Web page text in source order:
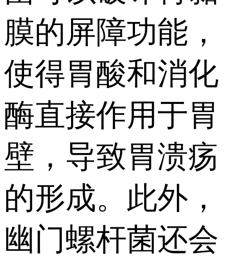
膜的屏障功能，
使得胃酸和消化
酶直接作用于胃
壁，导致胃溃疡
的形成。此外，
幽门螺杆菌还会